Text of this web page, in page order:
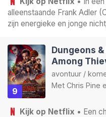
alleenstaande Frank Adler
zijn energieke en jonge
9
Dungeons
Among
avontuur /
Met Chris Pine
Kijk op Netflix • Een